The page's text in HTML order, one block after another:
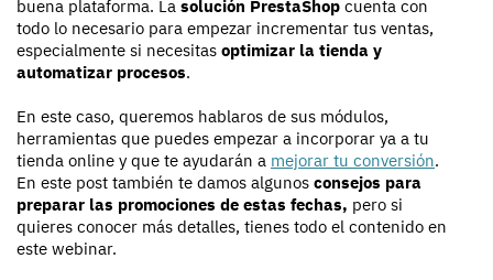
buena plataforma. La solución PrestaShop cuenta con
todo lo necesario para empezar incrementar tus ventas,
especialmente si necesitas optimizar la tienda y
automatizar procesos.
En este caso, queremos hablaros de sus módulos,
herramientas que puedes empezar a incorporar ya a tu
tienda online y que te ayudarán a mejorar tu conversión.
En este post también te damos algunos consejos para
preparar las promociones de estas fechas, pero si
quieres conocer más detalles, tienes todo el contenido en
este webinar.